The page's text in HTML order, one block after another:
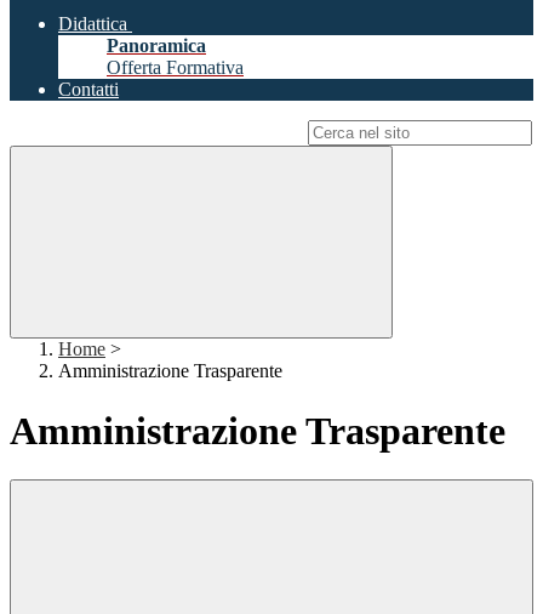
Didattica
Panoramica
Offerta Formativa
Contatti
Home >
Amministrazione Trasparente
Amministrazione Trasparente